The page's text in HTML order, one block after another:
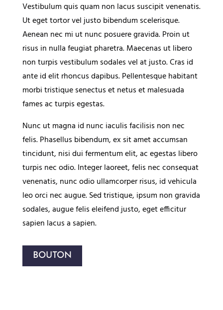
Vestibulum quis quam non lacus suscipit venenatis.
Ut eget tortor vel justo bibendum scelerisque.
Aenean nec mi ut nunc posuere gravida. Proin ut
risus in nulla feugiat pharetra. Maecenas ut libero
non turpis vestibulum sodales vel at justo. Cras id
ante id elit rhoncus dapibus. Pellentesque habitant
morbi tristique senectus et netus et malesuada
fames ac turpis egestas.
Nunc ut magna id nunc iaculis facilisis non nec
felis. Phasellus bibendum, ex sit amet accumsan
tincidunt, nisi dui fermentum elit, ac egestas libero
turpis nec odio. Integer laoreet, felis nec consequat
venenatis, nunc odio ullamcorper risus, id vehicula
leo orci nec augue. Sed tristique, ipsum non gravida
sodales, augue felis eleifend justo, eget efficitur
sapien lacus a sapien.
BOUTON